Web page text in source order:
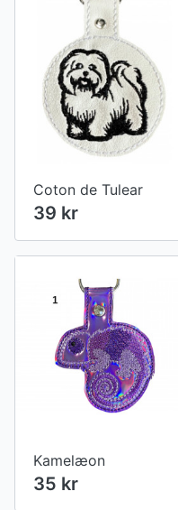
Coton de Tulear
39 kr
Kamelæon
35 kr